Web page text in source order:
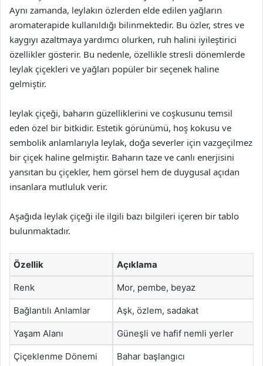
Aynı zamanda, leylakın özlerden elde edilen yağların
aromaterapide kullanıldığı bilinmektedir. Bu özler, stres ve
kaygıyı azaltmaya yardımcı olurken, ruh halini iyileştirici
özellikler gösterir. Bu nedenle, özellikle stresli dönemlerde
leylak çiçekleri ve yağları popüler bir seçenek haline
gelmiştir.
leylak çiçeği, baharın güzelliklerini ve coşkusunu temsil
eden özel bir bitkidir. Estetik görünümü, hoş kokusu ve
sembolik anlamlarıyla leylak, doğa severler için vazgeçilmez
bir çiçek haline gelmiştir. Baharın taze ve canlı enerjisini
yansıtan bu çiçekler, hem görsel hem de duygusal açıdan
insanlara mutluluk verir.
Aşağıda leylak çiçeği ile ilgili bazı bilgileri içeren bir tablo
bulunmaktadır.
Özellik Açıklama
Renk Mor, pembe, beyaz
Bağlantılı Anlamlar Aşk, özlem, sadakat
Yaşam Alanı Güneşli ve hafif nemli yerler
Çiçeklenme Dönemi Bahar başlangıcı